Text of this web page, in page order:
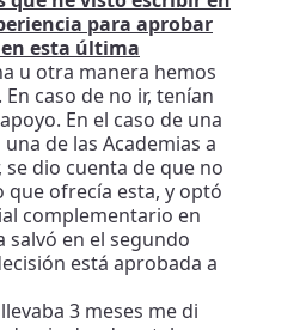
para aprobar
esta última
u otra manera hemos
caso de no ir, tenían
En el caso de una
de las Academias a
se dio cuenta de que no
que ofrecía esta, y optó
complementario en
en el segundo
está aprobada a
3 meses me di